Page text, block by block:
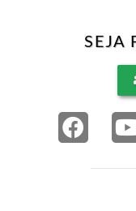
SEJA